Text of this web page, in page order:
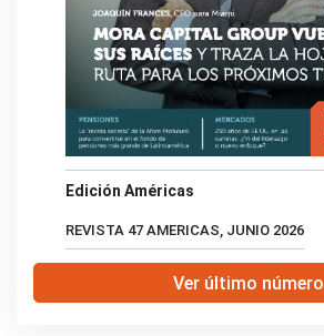
Edición Américas
REVISTA 47 AMERICAS, JUNIO 2026
Ver último número